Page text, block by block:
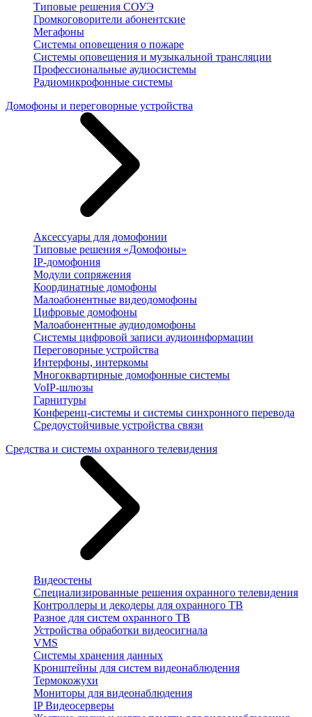
Типовые решения СОУЭ
Громкоговорители абонентские
Мегафоны
Системы оповещения о пожаре
Системы оповещения и музыкальной трансляции
Профессиональные аудиосистемы
Радиомикрофонные системы
Домофоны и переговорные устройства
Аксессуары для домофонии
Типовые решения «Домофоны»
IP-домофония
Модули сопряжения
Координатные домофоны
Малоабонентные видеодомофоны
Цифровые домофоны
Малоабонентные аудиодомофоны
Системы цифровой записи аудиоинформации
Переговорные устройства
Интерфоны, интеркомы
Многоквартирные домофонные системы
VoIP-шлюзы
Гарнитуры
Конференц-системы и системы синхронного перевода
Средоустойчивые устройства связи
Средства и системы охранного телевидения
Видеостены
Специализированные решения охранного телевидения
Контроллеры и декодеры для охранного ТВ
Разное для систем охранного ТВ
Устройства обработки видеосигнала
VMS
Системы хранения данных
Кронштейны для систем видеонаблюдения
Термокожухи
Мониторы для видеонаблюдения
IP Видеосерверы